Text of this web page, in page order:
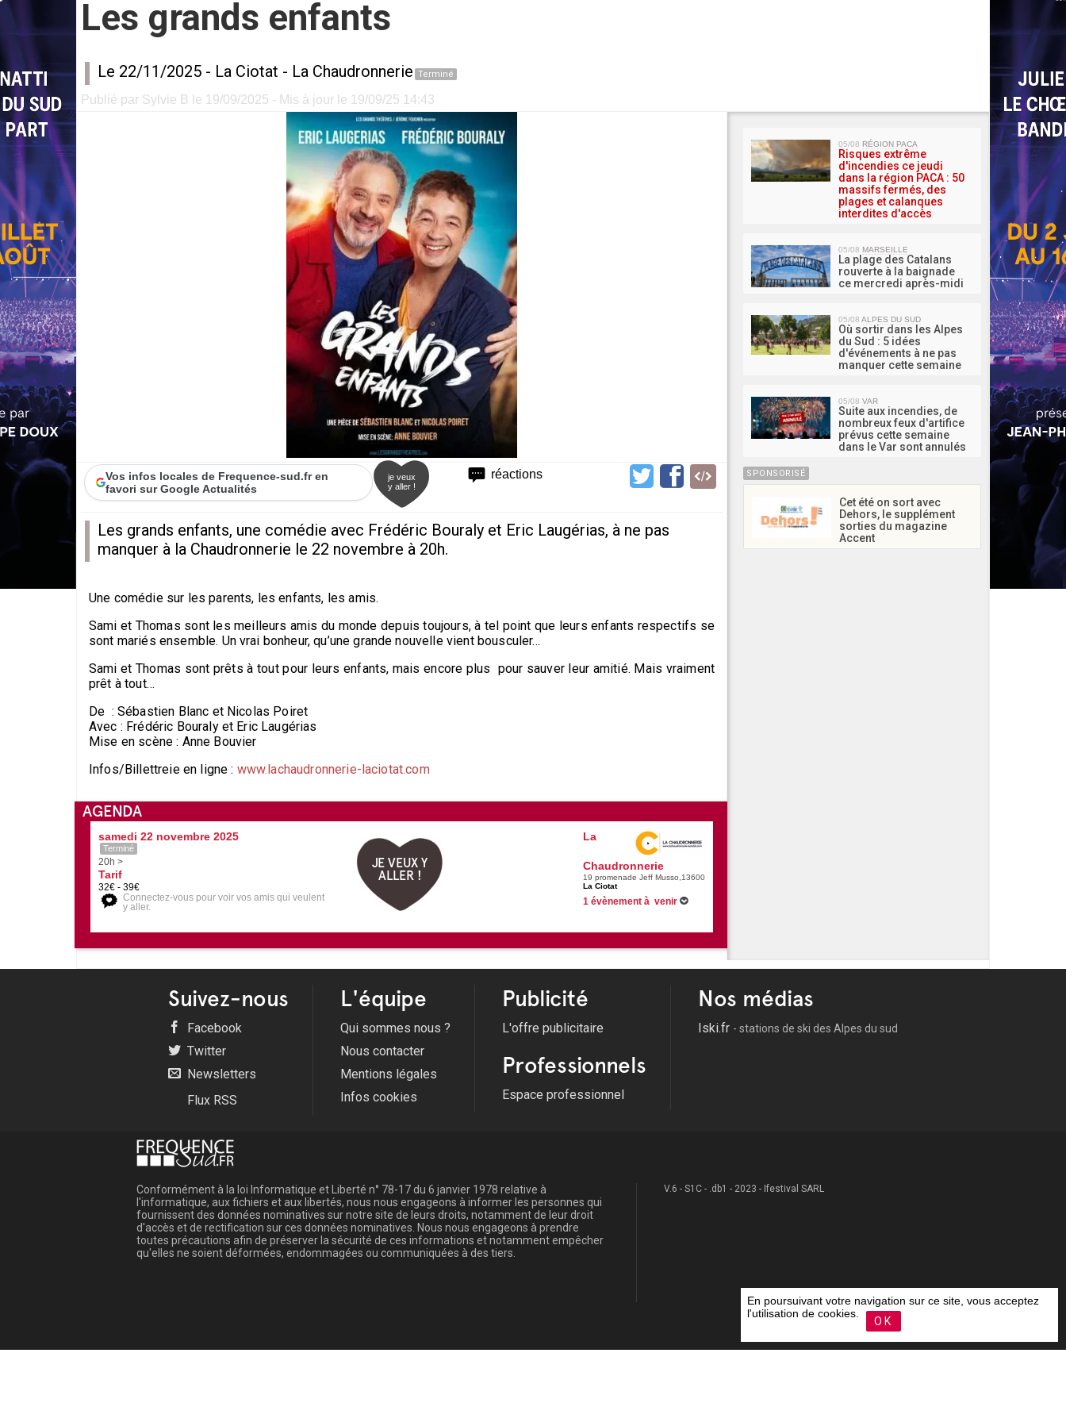
Les grands enfants
Le 22/11/2025 - La Ciotat - La Chaudronnerie Terminé
Publié par Sylvie B le 19/09/2025 - Mis à jour le 19/09/25 14:43
réactions
Vos infos locales de Frequence-sud.fr en
favori sur Google Actualités
je veux
y aller !
Les grands enfants, une comédie avec Frédéric Bouraly et Eric Laugérias, à ne pas
manquer à la Chaudronnerie le 22 novembre à 20h.
Une comédie sur les parents, les enfants, les amis.
Sami et Thomas sont les meilleurs amis du monde depuis toujours, à tel point que leurs enfants respectifs se
sont mariés ensemble. Un vrai bonheur, qu’une grande nouvelle vient bousculer…
Sami et Thomas sont prêts à tout pour leurs enfants, mais encore plus pour sauver leur amitié. Mais vraiment
prêt à tout…
De : Sébastien Blanc et Nicolas Poiret
Avec : Frédéric Bouraly et Eric Laugérias
Mise en scène : Anne Bouvier
Infos/Billettreie en ligne : www.lachaudronnerie-laciotat.com
AGENDA
samedi 22 novembre 2025
Terminé
20h >
Tarif
32€ - 39€
Connectez-vous pour voir vos amis qui veulent
y aller.
JE VEUX Y
ALLER !
La
Chaudronnerie
19 promenade Jeff Musso,13600
La Ciotat
1 évènement à venir
MA
05/08 RÉGION PACA
Risques extrême
d'incendies ce jeudi
dans la région PACA : 50
massifs fermés, des
plages et calanques
interdites d'accès
05/08 MARSEILLE
La plage des Catalans
rouverte à la baignade
ce mercredi après-midi
05/08 ALPES DU SUD
Où sortir dans les Alpes
du Sud : 5 idées
d'événements à ne pas
manquer cette semaine
05/08 VAR
Suite aux incendies, de
nombreux feux d'artifice
prévus cette semaine
dans le Var sont annulés
SPONSORISÉ
Cet été on sort avec
Dehors, le supplément
sorties du magazine
Accent
Suivez-nous
Facebook
Twitter
Newsletters
Flux RSS
L'équipe
Qui sommes nous ?
Nous contacter
Mentions légales
Infos cookies
Publicité
L'offre publicitaire
Professionnels
Espace professionnel
Nos médias
Iski.fr - stations de ski des Alpes du sud
Conformément à la loi Informatique et Liberté n° 78-17 du 6 janvier 1978 relative à
l'informatique, aux fichiers et aux libertés, nous nous engageons à informer les personnes qui
fournissent des données nominatives sur notre site de leurs droits, notamment de leur droit
d'accès et de rectification sur ces données nominatives. Nous nous engageons à prendre
toutes précautions afin de préserver la sécurité de ces informations et notamment empêcher
qu'elles ne soient déformées, endommagées ou communiquées à des tiers.
V.6 - S1C - .db1 - 2023 - Ifestival SARL
En poursuivant votre navigation sur ce site, vous acceptez
l'utilisation de cookies.
OK